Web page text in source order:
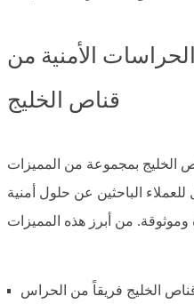
الأمنية من
قناص الخليج
الخليج بمجموعة من المميزات
للعملاء الباحثين عن حلول أمنية
قناص الخليج فريقاً من الحراس